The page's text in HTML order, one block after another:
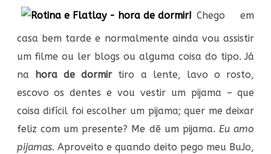
Chego em
casa bem tarde e normalmente ainda vou assistir
um filme ou ler blogs ou alguma coisa do tipo. Já
na hora de dormir tiro a lente, lavo o rosto,
escovo os dentes e vou vestir um pijama – que
coisa difícil foi escolher um pijama; quer me deixar
feliz com um presente? Me dê um pijama.Eu amo
pijamas. Aproveito e quando deito pego meu BuJo,